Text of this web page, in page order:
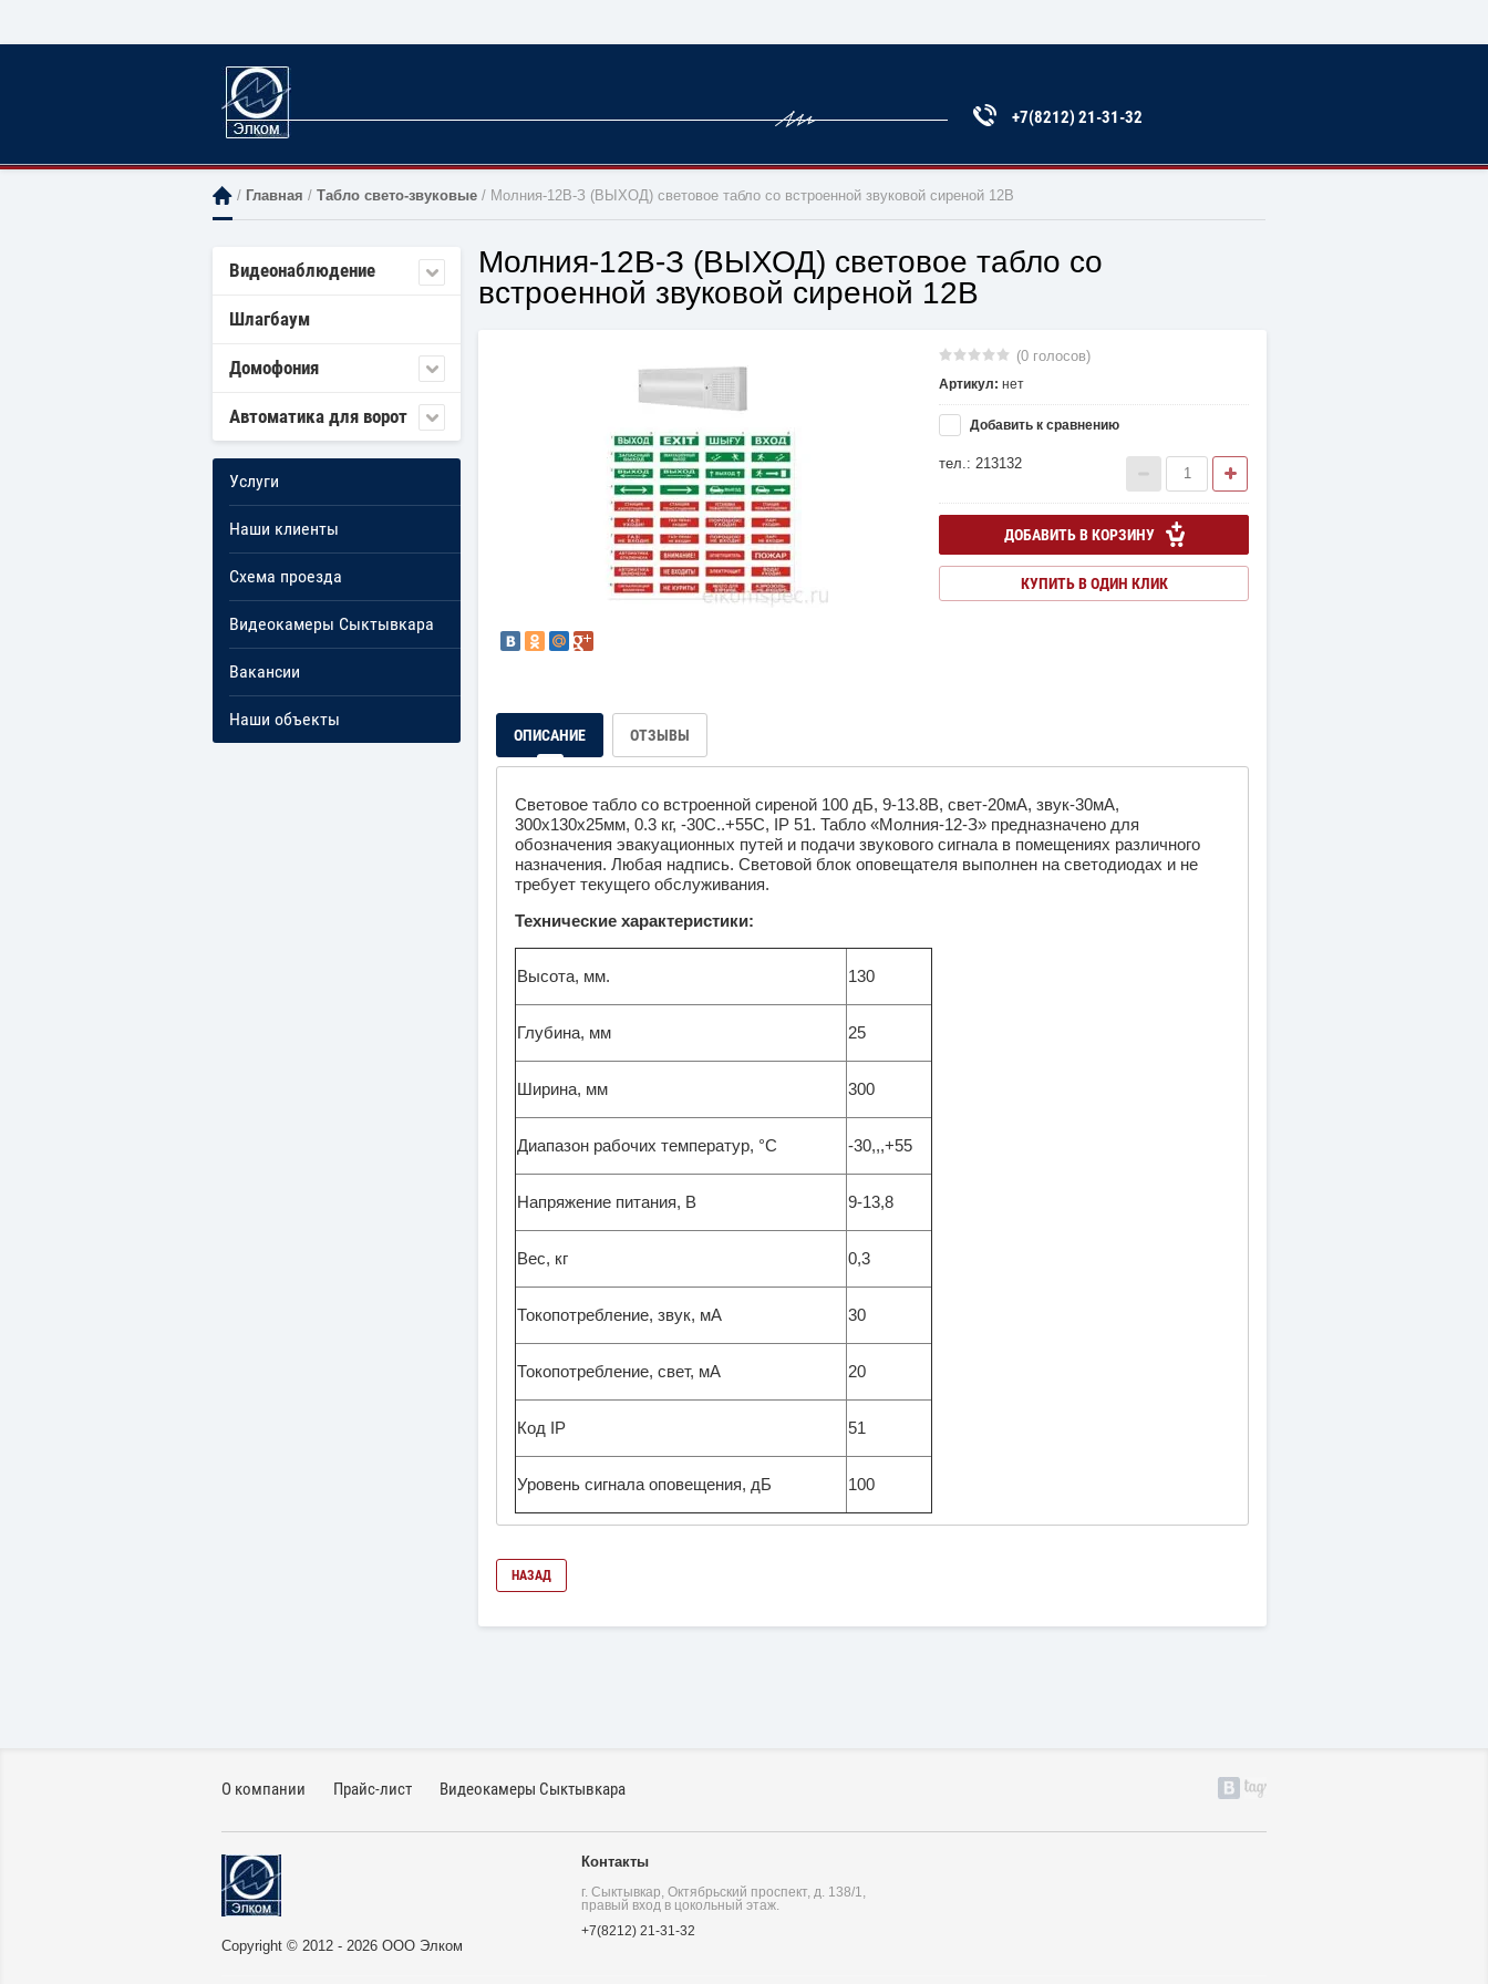
+7(8212) 21-31-32
/ Главная / Табло свето-звуковые / Молния-12В-З (ВЫХОД) световое табло со встроенной звуковой сиреной 12В
Видеонаблюдение
Шлагбаум
Домофония
Автоматика для ворот
Услуги
Наши клиенты
Схема проезда
Видеокамеры Сыктывкара
Вакансии
Наши объекты
Молния-12В-З (ВЫХОД) световое табло со
встроенной звуковой сиреной 12В
(0 голосов)
Артикул: нет
Добавить к сравнению
тел.: 213132
ДОБАВИТЬ В КОРЗИНУ
КУПИТЬ В ОДИН КЛИК
ОПИСАНИЕ ОТЗЫВЫ
Световое табло со встроенной сиреной 100 дБ, 9-13.8В, свет-20мА, звук-30мА,
300х130х25мм, 0.3 кг, -30С..+55С, IP 51. Табло «Молния-12-З» предназначено для
обозначения эвакуационных путей и подачи звукового сигнала в помещениях различного
назначения. Любая надпись. Световой блок оповещателя выполнен на светодиодах и не
требует текущего обслуживания.
Технические характеристики:
Высота, мм. 130
Глубина, мм 25
Ширина, мм 300
Диапазон рабочих температур, °С -30,,,+55
Напряжение питания, В 9-13,8
Вес, кг 0,3
Токопотребление, звук, мА 30
Токопотребление, свет, мА 20
Код IP 51
Уровень сигнала оповещения, дБ 100
НАЗАД
О компании Прайс-лист Видеокамеры Сыктывкара
Copyright © 2012 - 2026 ООО Элком
Контакты
г. Сыктывкар, Октябрьский проспект, д. 138/1,
правый вход в цокольный этаж.
+7(8212) 21-31-32